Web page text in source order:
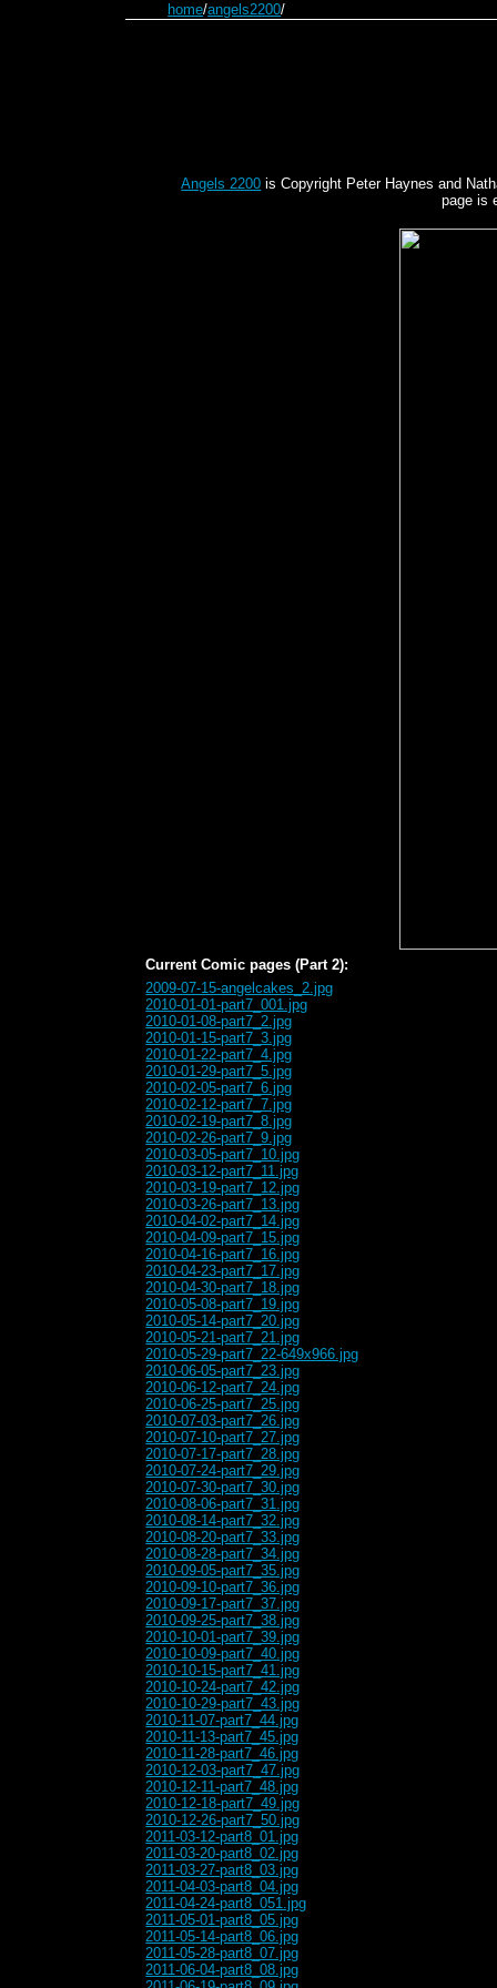
home/angels2200/
Angels 2200 is Copyright Peter Haynes and
page is
Current Comic pages (Part 2):
2009-07-15-angelcakes_2.jpg
2010-01-01-part7_001.jpg
2010-01-08-part7_2.jpg
2010-01-15-part7_3.jpg
2010-01-22-part7_4.jpg
2010-01-29-part7_5.jpg
2010-02-05-part7_6.jpg
2010-02-12-part7_7.jpg
2010-02-19-part7_8.jpg
2010-02-26-part7_9.jpg
2010-03-05-part7_10.jpg
2010-03-12-part7_11.jpg
2010-03-19-part7_12.jpg
2010-03-26-part7_13.jpg
2010-04-02-part7_14.jpg
2010-04-09-part7_15.jpg
2010-04-16-part7_16.jpg
2010-04-23-part7_17.jpg
2010-04-30-part7_18.jpg
2010-05-08-part7_19.jpg
2010-05-14-part7_20.jpg
2010-05-21-part7_21.jpg
2010-05-29-part7_22-649x966.jpg
2010-06-05-part7_23.jpg
2010-06-12-part7_24.jpg
2010-06-25-part7_25.jpg
2010-07-03-part7_26.jpg
2010-07-10-part7_27.jpg
2010-07-17-part7_28.jpg
2010-07-24-part7_29.jpg
2010-07-30-part7_30.jpg
2010-08-06-part7_31.jpg
2010-08-14-part7_32.jpg
2010-08-20-part7_33.jpg
2010-08-28-part7_34.jpg
2010-09-05-part7_35.jpg
2010-09-10-part7_36.jpg
2010-09-17-part7_37.jpg
2010-09-25-part7_38.jpg
2010-10-01-part7_39.jpg
2010-10-09-part7_40.jpg
2010-10-15-part7_41.jpg
2010-10-24-part7_42.jpg
2010-10-29-part7_43.jpg
2010-11-07-part7_44.jpg
2010-11-13-part7_45.jpg
2010-11-28-part7_46.jpg
2010-12-03-part7_47.jpg
2010-12-11-part7_48.jpg
2010-12-18-part7_49.jpg
2010-12-26-part7_50.jpg
2011-03-12-part8_01.jpg
2011-03-20-part8_02.jpg
2011-03-27-part8_03.jpg
2011-04-03-part8_04.jpg
2011-04-24-part8_051.jpg
2011-05-01-part8_05.jpg
2011-05-14-part8_06.jpg
2011-05-28-part8_07.jpg
2011-06-04-part8_08.jpg